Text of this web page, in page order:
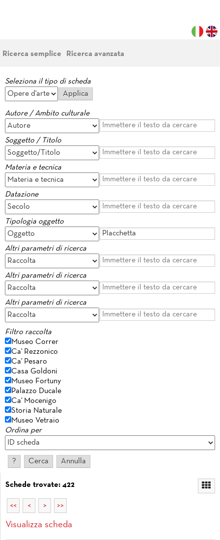
Ricerca semplice Ricerca avanzata
Seleziona il tipo di scheda
Autore / Ambito culturale
Soggetto / Titolo
Materia e tecnica
Datazione
Tipologia oggetto
Altri parametri di ricerca
Altri parametri di ricerca
Altri parametri di ricerca
Filtro raccolta
Museo Correr
Ca' Rezzonico
Ca' Pesaro
Casa Goldoni
Museo Fortuny
Palazzo Ducale
Ca' Mocenigo
Storia Naturale
Museo Vetraio
Ordina per
Schede trovate: 422
<< < > >>
Visualizza scheda